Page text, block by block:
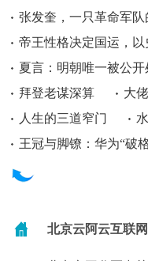
张发奎，一只革命军队
帝王性格决定国运，以
夏言：明朝唯一被公
拜登老谋深算
大
人生的三道窄门
王冠与脚镣：华为“破
北京云阿云互联